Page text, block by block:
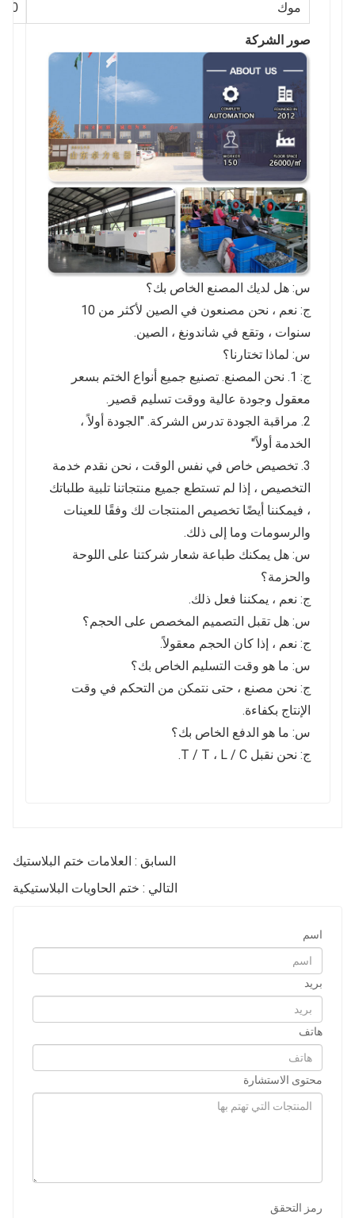
موك 1000 جهاز
صور الشركة
س: هل لديك المصنع الخاص بك؟
ج: نعم ، نحن مصنعون في الصين لأكثر من 10
سنوات ، وتقع في شاندونغ ، الصين.
س: لماذا تختارنا؟
ج: 1. نحن المصنع. تصنيع جميع أنواع الختم بسعر
معقول وجودة عالية ووقت تسليم قصير.
2. مراقبة الجودة تدرس الشركة. "الجودة أولاً ،
الخدمة أولاً"
3. تخصيص خاص في نفس الوقت ، نحن نقدم خدمة
التخصيص ، إذا لم تستطع جميع منتجاتنا تلبية طلباتك
، فيمكننا أيضًا تخصيص المنتجات لك وفقًا للعينات
والرسومات وما إلى ذلك.
س: هل يمكنك طباعة شعار شركتنا على اللوحة
والحزمة؟
ج: نعم ، يمكننا فعل ذلك.
س: هل تقبل التصميم المخصص على الحجم؟
ج: نعم ، إذا كان الحجم معقولاً.
س: ما هو وقت التسليم الخاص بك؟
ج: نحن مصنع ، حتى نتمكن من التحكم في وقت
الإنتاج بكفاءة.
س: ما هو الدفع الخاص بك؟
ج: نحن نقبل T / T ، L / C.
السابق : العلامات ختم البلاستيك
التالي : ختم الحاويات البلاستيكية
اسم
بريد
هاتف
محتوى الاستشارة
رمز التحقق